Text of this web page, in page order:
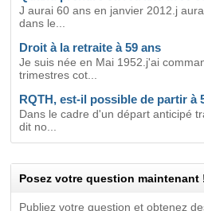
J aurai 60 ans en janvier 2012.j
dans le...
Droit à la retraite à 59 ans
Je suis née en Mai 1952.j'ai
trimestres cot...
RQTH, est-il possible de partir à
Dans le cadre d'un départ anticipé
dit no...
Posez votre question maintenant
Publiez votre question et obtenez